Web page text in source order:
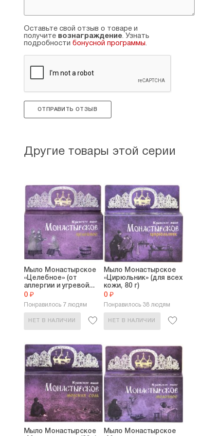
Оставьте свой отзыв о товаре и
получите вознаграждение. Узнать
подробности бонусной программы.
ОТПРАВИТЬ ОТЗЫВ
Другие товары этой серии
Мыло Монастырское
«Целебное» (от
аллергии и угревой...
0 ₽
Понравилось 7 людям
НЕТ В НАЛИЧИИ
Мыло Монастырское
«Цирюльник» (для всех
кожи, 80 г)
0 ₽
Понравилось 38 людям
НЕТ В НАЛИЧИИ
Мыло Монастырское Мыло Монастырское